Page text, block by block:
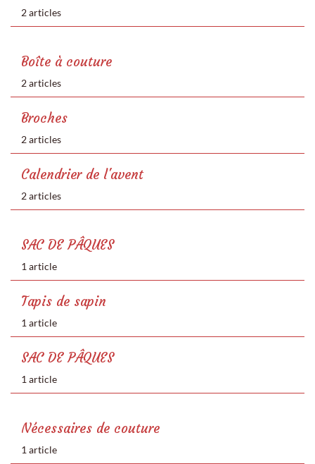
2 articles
Boîte à couture
2 articles
Broches
2 articles
Calendrier de l'avent
2 articles
SAC DE PÂQUES
1 article
Tapis de sapin
1 article
SAC DE PÂQUES
1 article
Nécessaires de couture
1 article